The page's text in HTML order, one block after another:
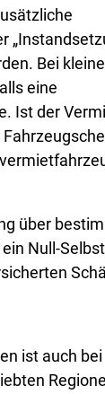
Bei
eine
Ist der
über
Null-
ist auch bei